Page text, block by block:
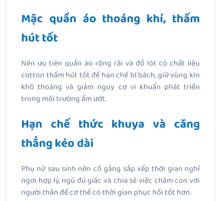
Mặc quần áo thoáng khí, thấm
hút tốt
Nên ưu tiên quần áo rộng rãi và đồ lót có chất liệu
cotton thấm hút tốt để hạn chế bí bách, giữ vùng kín
khô thoáng và giảm nguy cơ vi khuẩn phát triển
trong môi trường ẩm ướt.
Hạn chế thức khuya và căng
thẳng kéo dài
Phụ nữ sau sinh nên cố gắng sắp xếp thời gian nghỉ
ngơi hợp lý, ngủ đủ giấc và chia sẻ việc chăm con với
người thân để cơ thể có thời gian phục hồi tốt hơn.